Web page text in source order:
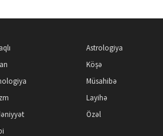
Astrologiya
Köşə
Müsahibə
Layihə
Özəl